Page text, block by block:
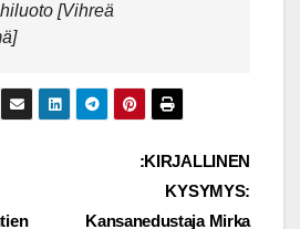
[Vihreä
:KIRJALLINEN
KYSYMYS:
Kansanedustaja Mirka